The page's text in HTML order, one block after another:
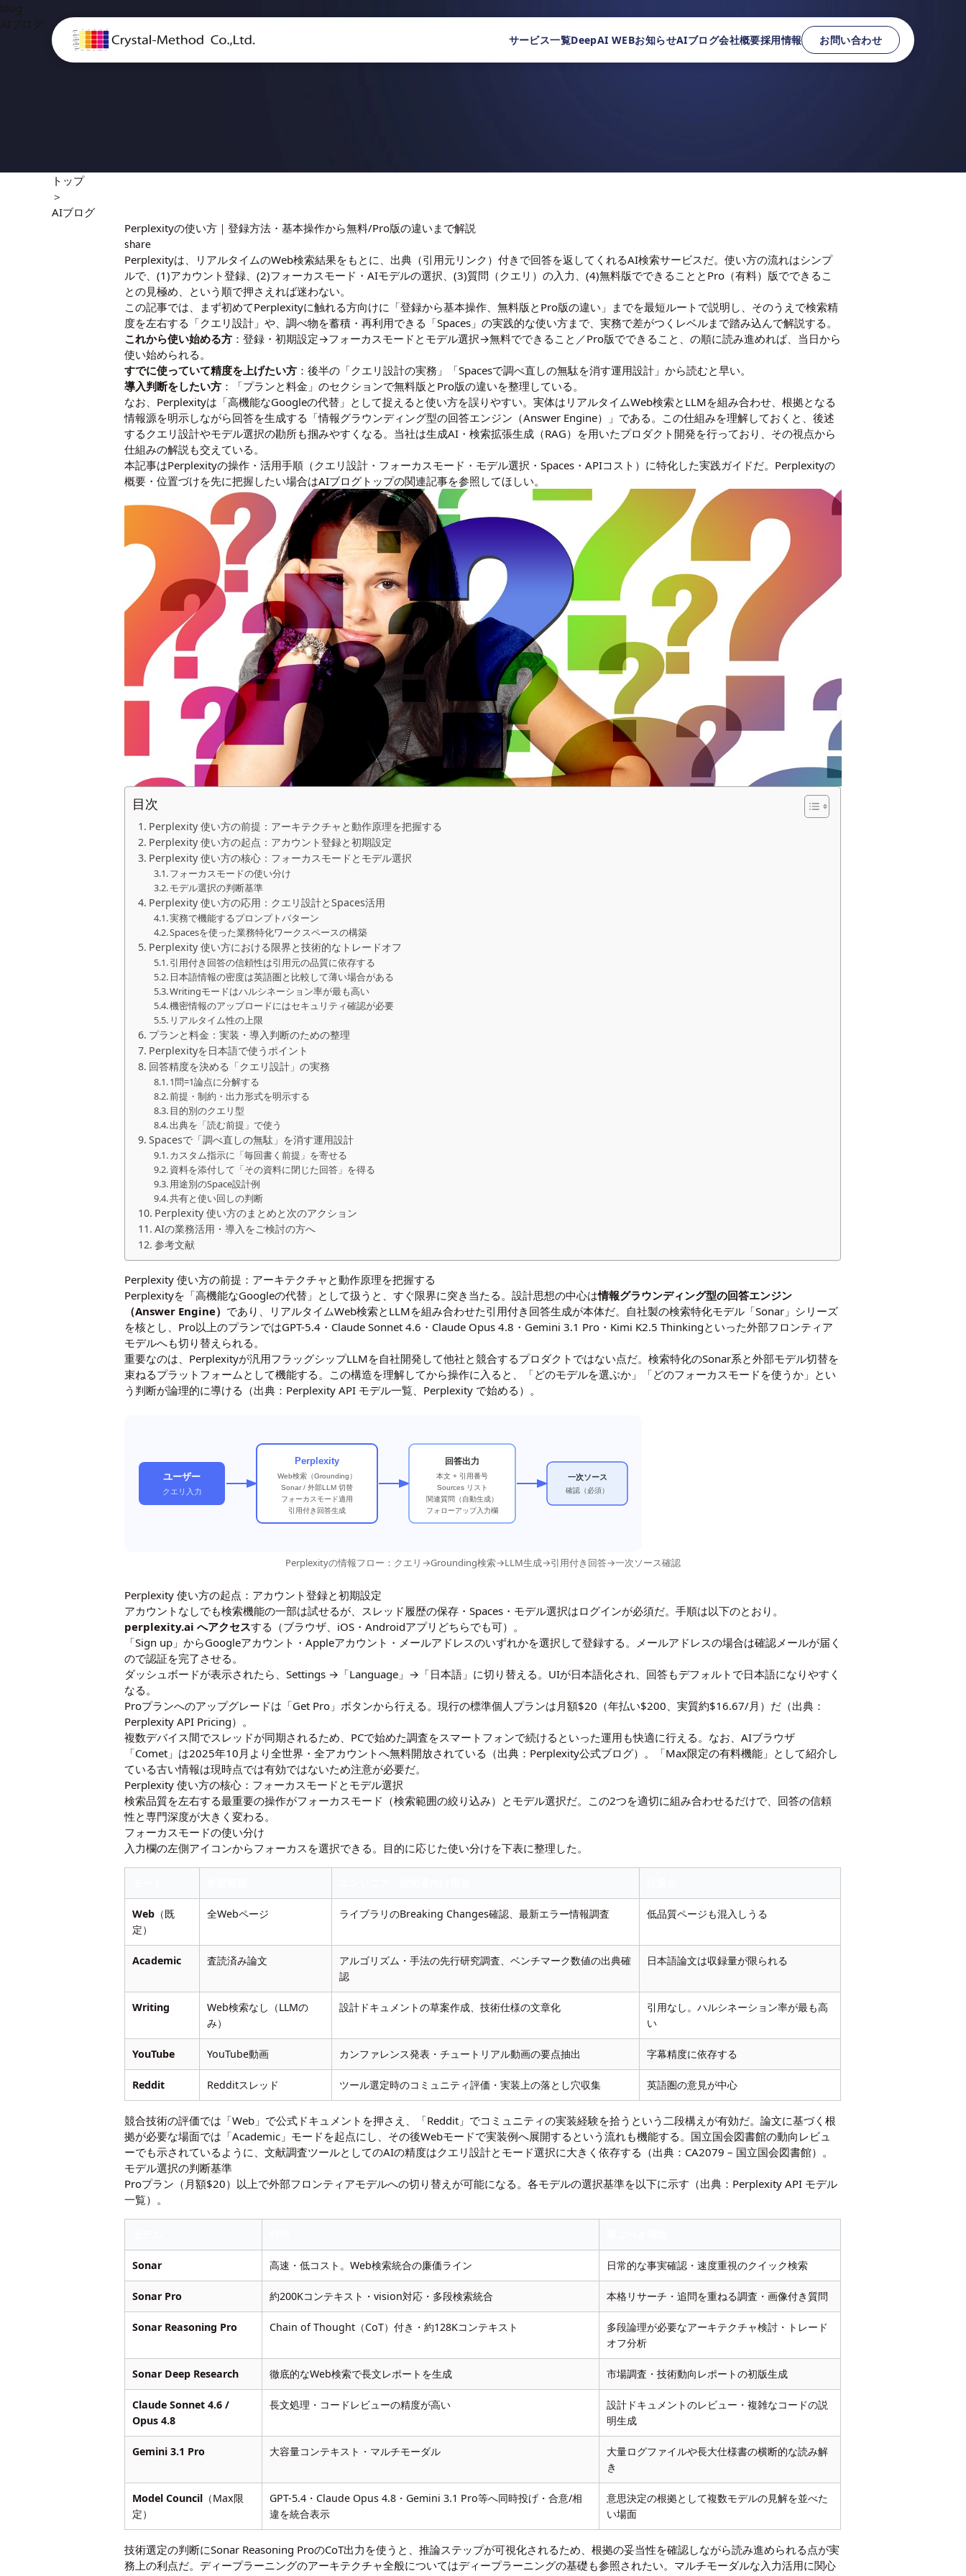
サービス一覧DeepAI WEBお知らせAIブログ会社概要採用情報 お問い合わせ
blog
AIブログ
トップ
＞
AIブログ
Perplexityの使い方｜登録方法・基本操作から無料/Pro版の違いまで解説
share
Perplexityは、リアルタイムのWeb検索結果をもとに、出典（引用元リンク）付きで回答を返してくれるAI検索サービスだ。使い方の流れはシンプ
ルで、(1)アカウント登録、(2)フォーカスモード・AIモデルの選択、(3)質問（クエリ）の入力、(4)無料版でできることとPro（有料）版でできるこ
との見極め、という順で押さえれば迷わない。
この記事では、まず初めてPerplexityに触れる方向けに「登録から基本操作、無料版とPro版の違い」までを最短ルートで説明し、そのうえで検索精
度を左右する「クエリ設計」や、調べ物を蓄積・再利用できる「Spaces」の実践的な使い方まで、実務で差がつくレベルまで踏み込んで解説する。
これから使い始める方 ：登録・初期設定→フォーカスモードとモデル選択→無料でできること／Pro版でできること、の順に読み進めれば、当日から
使い始められる。
すでに使っていて精度を上げたい方 ：後半の「クエリ設計の実務」「Spacesで調べ直しの無駄を消す運用設計」から読むと早い。
導入判断をしたい方 ：「プランと料金」のセクションで無料版とPro版の違いを整理している。
なお、Perplexityは「高機能なGoogleの代替」として捉えると使い方を誤りやすい。実体はリアルタイムWeb検索とLLMを組み合わせ、根拠となる
情報源を明示しながら回答を生成する「情報グラウンディング型の回答エンジン（Answer Engine）」である。この仕組みを理解しておくと、後述
するクエリ設計やモデル選択の勘所も掴みやすくなる。当社は生成AI・検索拡張生成（RAG）を用いたプロダクト開発を行っており、その視点から
仕組みの解説も交えている。
本記事はPerplexityの操作・活用手順（クエリ設計・フォーカスモード・モデル選択・Spaces・APIコスト）に特化した実践ガイドだ。Perplexityの
概要・位置づけを先に把握したい場合はAIブログトップの関連記事を参照してほしい。
目次
Perplexity 使い方の前提：アーキテクチャと動作原理を把握する
Perplexity 使い方の起点：アカウント登録と初期設定
Perplexity 使い方の核心：フォーカスモードとモデル選択
フォーカスモードの使い分け
モデル選択の判断基準
Perplexity 使い方の応用：クエリ設計とSpaces活用
実務で機能するプロンプトパターン
Spacesを使った業務特化ワークスペースの構築
Perplexity 使い方における限界と技術的なトレードオフ
引用付き回答の信頼性は引用元の品質に依存する
日本語情報の密度は英語圏と比較して薄い場合がある
Writingモードはハルシネーション率が最も高い
機密情報のアップロードにはセキュリティ確認が必要
リアルタイム性の上限
プランと料金：実装・導入判断のための整理
Perplexityを日本語で使うポイント
回答精度を決める「クエリ設計」の実務
1問=1論点に分解する
前提・制約・出力形式を明示する
目的別のクエリ型
出典を「読む前提」で使う
Spacesで「調べ直しの無駄」を消す運用設計
カスタム指示に「毎回書く前提」を寄せる
資料を添付して「その資料に閉じた回答」を得る
用途別のSpace設計例
共有と使い回しの判断
Perplexity 使い方のまとめと次のアクション
AIの業務活用・導入をご検討の方へ
参考文献
Perplexity 使い方の前提：アーキテクチャと動作原理を把握する
Perplexityを「高機能なGoogleの代替」として扱うと、すぐ限界に突き当たる。設計思想の中心は情報グラウンディング型の回答エンジン
（Answer Engine） であり、リアルタイムWeb検索とLLMを組み合わせた引用付き回答生成が本体だ。自社製の検索特化モデル「Sonar」シリーズ
を核とし、Pro以上のプランではGPT-5.4・Claude Sonnet 4.6・Claude Opus 4.8・Gemini 3.1 Pro・Kimi K2.5 Thinkingといった外部フロンティア
モデルへも切り替えられる。
重要なのは、Perplexityが汎用フラッグシップLLMを自社開発して他社と競合するプロダクトではない点だ。検索特化のSonar系と外部モデル切替を
束ねるプラットフォームとして機能する。この構造を理解してから操作に入ると、「どのモデルを選ぶか」「どのフォーカスモードを使うか」とい
う判断が論理的に導ける（出典： Perplexity API モデル一覧 Perplexity で始める ）。
ユーザー
クエリ入力
Perplexity
Web検索（Grounding）
Sonar / 外部LLM 切替
フォーカスモード適用
引用付き回答生成
回答出力
本文 + 引用番号
Sources リスト
関連質問（自動生成）
フォローアップ入力欄
一次ソース
確認（必須）
Perplexityの情報フロー：クエリ→Grounding検索→LLM生成→引用付き回答→一次ソース確認
Perplexity 使い方の起点：アカウント登録と初期設定
アカウントなしでも検索機能の一部は試せるが、スレッド履歴の保存・Spaces・モデル選択はログインが必須だ。手順は以下のとおり。
perplexity.ai へアクセスする（ブラウザ、iOS・Androidアプリどちらでも可）。
「Sign up」からGoogleアカウント・Appleアカウント・メールアドレスのいずれかを選択して登録する。メールアドレスの場合は確認メールが届く
ので認証を完了させる。
ダッシュボードが表示されたら、Settings →「Language」→「日本語」に切り替える。UIが日本語化され、回答もデフォルトで日本語になりやすく
なる。
Proプランへのアップグレードは「Get Pro」ボタンから行える。現行の標準個人プランは月額$20（年払い$200、実質約$16.67/月）だ（出典：
Perplexity API Pricing）。
複数デバイス間でスレッドが同期されるため、PCで始めた調査をスマートフォンで続けるといった運用も快適に行える。なお、AIブラウザ
「Comet」は2025年10月より全世界・全アカウントへ無料開放されている（出典： Perplexity公式ブログ）。「Max限定の有料機能」として紹介し
ている古い情報は現時点では有効ではないため注意が必要だ。
Perplexity 使い方の核心：フォーカスモードとモデル選択
検索品質を左右する最重要の操作がフォーカスモード（検索範囲の絞り込み）とモデル選択だ。この2つを適切に組み合わせるだけで、回答の信頼
性と専門深度が大きく変わる。
フォーカスモードの使い分け
入力欄の左側アイコンからフォーカスを選択できる。目的に応じた使い分けを下表に整理した。
Web （既
定）
全Webページ ライブラリのBreaking Changes確認、最新エラー情報調査 低品質ページも混入しうる
Academic 査読済み論文
アルゴリズム・手法の先行研究調査、ベンチマーク数値の出典確
認
日本語論文は収録量が限られる
Writing
Web検索なし（LLMの
み）
設計ドキュメントの草案作成、技術仕様の文章化
引用なし。ハルシネーション率が最も高
い
YouTube YouTube動画 カンファレンス発表・チュートリアル動画の要点抽出 字幕精度に依存する
Reddit Redditスレッド ツール選定時のコミュニティ評価・実装上の落とし穴収集 英語圏の意見が中心
競合技術の評価では「Web」で公式ドキュメントを押さえ、「Reddit」でコミュニティの実装経験を拾うという二段構えが有効だ。論文に基づく根
拠が必要な場面では「Academic」モードを起点にし、その後Webモードで実装例へ展開するという流れも機能する。国立国会図書館の動向レビュ
ーでも示されているように、文献調査ツールとしてのAIの精度はクエリ設計とモード選択に大きく依存する（出典： CA2079 – 国立国会図書館）。
モデル選択の判断基準
Proプラン（月額$20）以上で外部フロンティアモデルへの切り替えが可能になる。各モデルの選択基準を以下に示す（出典： Perplexity API モデル
一覧）。
Sonar 高速・低コスト。Web検索統合の廉価ライン 日常的な事実確認・速度重視のクイック検索
Sonar Pro 約200Kコンテキスト・vision対応・多段検索統合 本格リサーチ・追問を重ねる調査・画像付き質問
Sonar Reasoning Pro Chain of Thought（CoT）付き・約128Kコンテキスト
多段論理が必要なアーキテクチャ検討・トレード
オフ分析
Sonar Deep Research 徹底的なWeb検索で長文レポートを生成 市場調査・技術動向レポートの初版生成
Claude Sonnet 4.6 /
Opus 4.8
長文処理・コードレビューの精度が高い
設計ドキュメントのレビュー・複雑なコードの説
明生成
Gemini 3.1 Pro 大容量コンテキスト・マルチモーダル
大量ログファイルや長大仕様書の横断的な読み解
き
Model Council （Max限
定）
GPT-5.4・Claude Opus 4.8・Gemini 3.1 Pro等へ同時投げ・合意/相
違を統合表示
意思決定の根拠として複数モデルの見解を並べた
い場面
技術選定の判断にSonar Reasoning ProのCoT出力を使うと、推論ステップが可視化されるため、根拠の妥当性を確認しながら読み進められる点が実
務上の利点だ。ディープラーニングのアーキテクチャ全般についてはディープラーニングの基礎も参照されたい。マルチモーダルな入力活用に関心